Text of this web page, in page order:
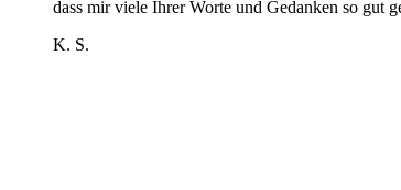
dass mir viele Ihrer Worte und Gedanken so gut
K. S.